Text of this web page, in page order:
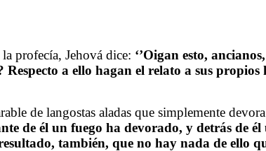
profecía, Jehová dice: ‘’Oigan esto,
a ello hagan el relato a sus
de langostas aladas que simplemente
de él un fuego ha devorado, y detrás de
también, que no hay nada de ello